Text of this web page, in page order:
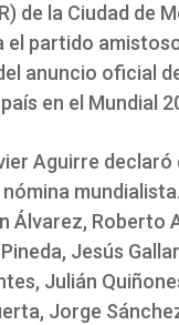
de la Ciudad de
el partido
anuncio oficial
en el Mundial
Aguirre
Álvarez, Roberto
Jesús
Julián
Jorge